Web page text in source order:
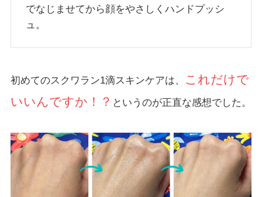
でなじませてから顔をやさしくハンドプッシ
ュ。
初めてのスクワラン1滴スキンケアは、
これだけで
いいんですか！？ というのが正直な感想でした。